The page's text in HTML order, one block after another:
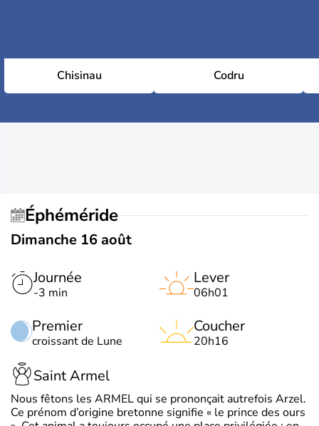
Chisinau Codru
Éphéméride
Dimanche 16 août
Journée
-3 min
Premier
croissant de Lune
Lever
06h01
Coucher
20h16
Saint Armel
Nous fêtons les ARMEL qui se prononçait autrefois Arzel.
Ce prénom d’origine bretonne signifie « le prince des ours